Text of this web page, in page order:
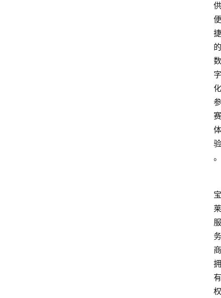
供
便
捷
的
数
字
化
参
赛
体
验
。
宝
莱
服
务
商
拥
有
权